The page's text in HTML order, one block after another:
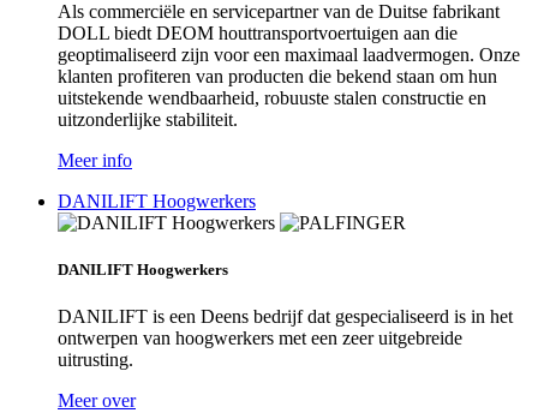
Als commerciële en servicepartner van de Duitse fabrikant
DOLL biedt DEOM houttransportvoertuigen aan die
geoptimaliseerd zijn voor een maximaal laadvermogen. Onze
klanten profiteren van producten die bekend staan om hun
uitstekende wendbaarheid, robuuste stalen constructie en
uitzonderlijke stabiliteit.
Meer info
DANILIFT Hoogwerkers
DANILIFT Hoogwerkers
DANILIFT is een Deens bedrijf dat gespecialiseerd is in het
ontwerpen van hoogwerkers met een zeer uitgebreide
uitrusting.
Meer over